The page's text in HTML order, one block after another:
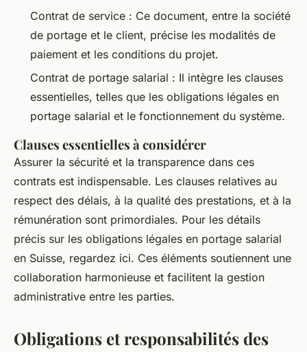
Contrat de service : Ce document, entre la société
de portage et le client, précise les modalités de
paiement et les conditions du projet.
Contrat de portage salarial : Il intègre les clauses
essentielles, telles que les obligations légales en
portage salarial et le fonctionnement du système.
Clauses essentielles à considérer
Assurer la sécurité et la transparence dans ces
contrats est indispensable. Les clauses relatives au
respect des délais, à la qualité des prestations, et à la
rémunération sont primordiales. Pour les détails
précis sur les obligations légales en portage salarial
en Suisse, regardez ici. Ces éléments soutiennent une
collaboration harmonieuse et facilitent la gestion
administrative entre les parties.
Obligations et responsabilités des